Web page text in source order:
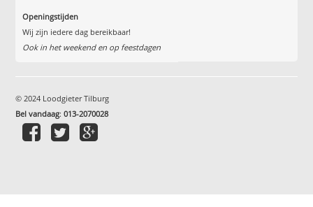
Openingstijden
Wij zijn iedere dag bereikbaar!
Ook in het weekend en op feestdagen
© 2024 Loodgieter Tilburg
Bel vandaag:013-2070028